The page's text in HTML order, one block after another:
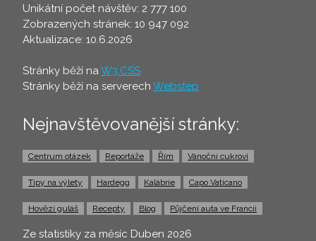
Unikátní počet návštěv: 2 777 100
Zobrazených stránek: 10 947 092
Aktualizace: 10.6.2026
Stránky běží naW3.CSS
Stránky běží na serverech Webstep
Nejnavštěvovanější stránky:
Centrum otázek Reportáže Řím Vánoční cukroví
Tipy na výlety Hardegg Kalábrie Capo Vaticano
Hovězí guláš Recepty Blog Půjčení auta ve Francii
Ze statistiky za měsíc Duben 2026